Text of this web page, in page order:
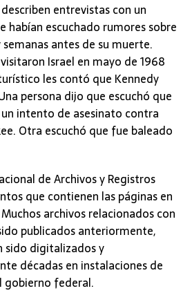
entrevistas con un
habían escuchado rumores sobre
antes de su muerte.
Israel en mayo de 1968
les contó que Kennedy
persona dijo que escuchó que
intento de asesinato contra
Otra escuchó que fue baleado
de Archivos y Registros
que contienen las páginas en
archivos relacionados con
publicados anteriormente,
sido digitalizados y
décadas en instalaciones de
gobierno federal.